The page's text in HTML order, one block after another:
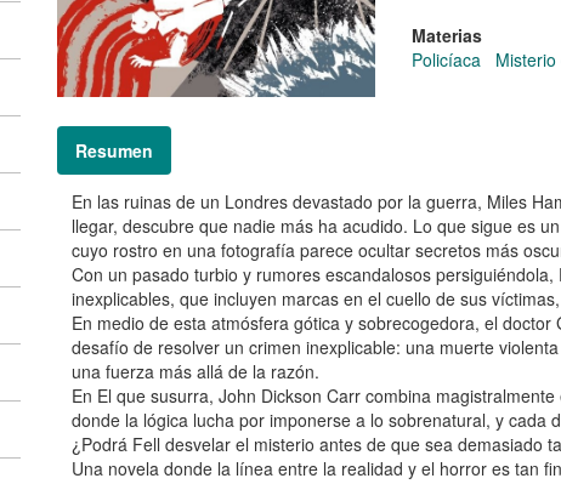
Materias
Policíaca
Resumen
En las ruinas de un Londres devastado por la guerra, Miles
llegar, descubre que nadie más ha acudido. Lo que sigue es
cuyo rostro en una fotografía parece ocultar secretos más
Con un pasado turbio y rumores escandalosos
inexplicables, que incluyen marcas en el cuello de sus
En medio de esta atmósfera gótica y sobrecogedora, el
desafío de resolver un crimen inexplicable: una muerte
una fuerza más allá de la razón.
En El que susurra, John Dickson Carr combina
donde la lógica lucha por imponerse a lo sobrenatural, y
¿Podrá Fell desvelar el misterio antes de que sea demasiado
Una novela donde la línea entre la realidad y el horror es tan